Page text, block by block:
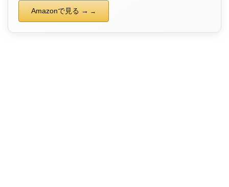
Amazonで見る →